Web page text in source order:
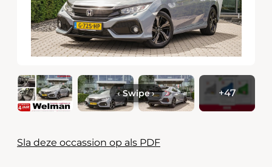
Contact
+47
‹Swipe›
Sla deze occassion op als PDF